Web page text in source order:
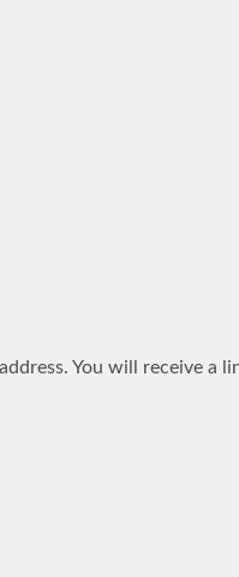
You will receive a